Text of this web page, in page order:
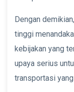
Dengan
tinggi
kebijakan yang
upaya serius
transportasi